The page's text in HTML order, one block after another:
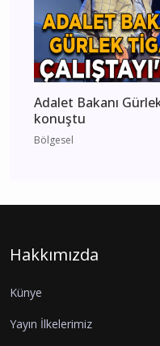
Adalet Bakanı
konuştu
Bölgesel
Hakkımızda
Künye
Yayın İlkelerimiz